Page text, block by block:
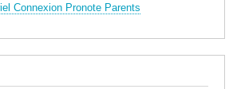
Connexion Pronote Parents